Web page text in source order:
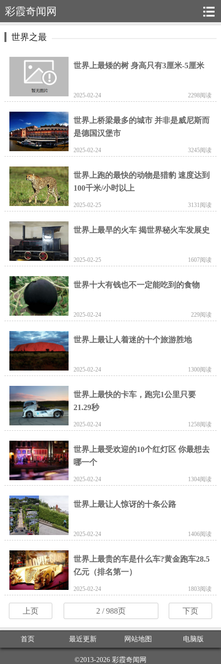
彩霞奇闻网
世界之最
世界上最矮的树 身高只有3厘米-5厘米
2025-02-24 2298阅读
世界上桥梁最多的城市 并非是威尼斯而
是德国汉堡市
2025-02-24 3245阅读
世界上跑的最快的动物是猎豹 速度达到
100千米/小时以上
2025-02-25 3131阅读
世界上最早的火车 揭世界秘火车发展史
2025-02-25 1607阅读
世界十大有钱也不一定能吃到的食物
2025-02-24 229阅读
世界上最让人着迷的十个旅游胜地
2025-02-24 1300阅读
世界上最快的卡车，跑完1公里只要
21.29秒
2025-02-24 1258阅读
世界上最受欢迎的10个红灯区 你最想去
哪一个
2025-02-24 1304阅读
世界上最让人惊讶的十条公路
2025-02-24 1406阅读
世界上最贵的车是什么车?黄金跑车28.5
亿元（排名第一）
2025-02-24 1803阅读
上页 2 / 988页 下页
首页 最近更新 网站地图 电脑版
©2013-2026 彩霞奇闻网